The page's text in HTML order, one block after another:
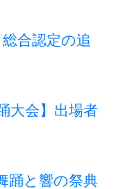
合認定の追
大会】出場者
踊と響の祭典